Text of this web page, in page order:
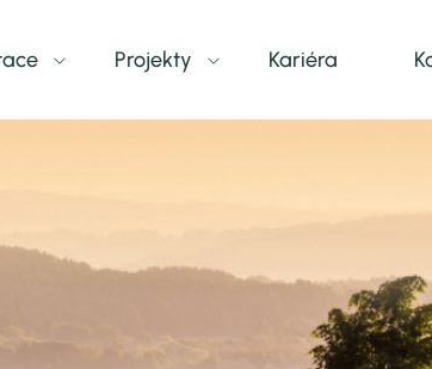
záměrů
Projekty Kariéra